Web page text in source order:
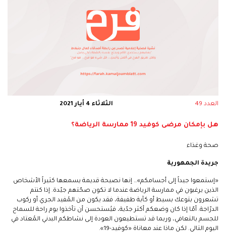
العدد 49 الثلاثاء 4 أيار 2021
هل بإمكان مرضى كوفيد 19 ممارسة الرياضة؟
صحة وغذاء
جريدة الجمهورية
«إستمعوا جيداً إلى أجسامكم»… إنها نصيحة قديمة يسمعها كثيراً الأشخاص
الذين يرغبون في ممارسة الرياضة عندما لا تكون صحّتهم جيّدة. إذا كنتم
تشعرون بتوعك بسيط أو كآبة طفيفة، فقد يكون من المُفيد الجري أو ركوب
الدرّاجة. أمّا إذا كان وضعكم أكثر جدّية، فيُستحسن أن تأخذوا يوم راحة للسماح
للجسم بالتعافي، وربما قد تستطيعون العودة إلى نشاطكم البدني المُعتاد في
اليوم التالي. لكن ماذا عند معاناة «كوفيد-19».